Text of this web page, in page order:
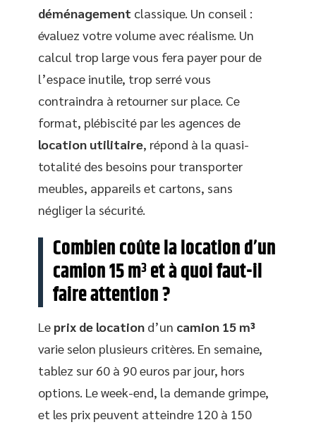
déménagement classique. Un conseil :
évaluez votre volume avec réalisme. Un
calcul trop large vous fera payer pour de
l’espace inutile, trop serré vous
contraindra à retourner sur place. Ce
format, plébiscité par les agences de
location utilitaire, répond à la quasi-
totalité des besoins pour transporter
meubles, appareils et cartons, sans
négliger la sécurité.
Combien coûte la location d’un
camion 15 m³ et à quoi faut-il
faire attention ?
Le prix de location d’un camion 15 m³
varie selon plusieurs critères. En semaine,
tablez sur 60 à 90 euros par jour, hors
options. Le week-end, la demande grimpe,
et les prix peuvent atteindre 120 à 150